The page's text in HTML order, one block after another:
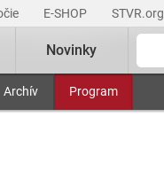
E-SHOP STVR.org
Archív Program
Novinky